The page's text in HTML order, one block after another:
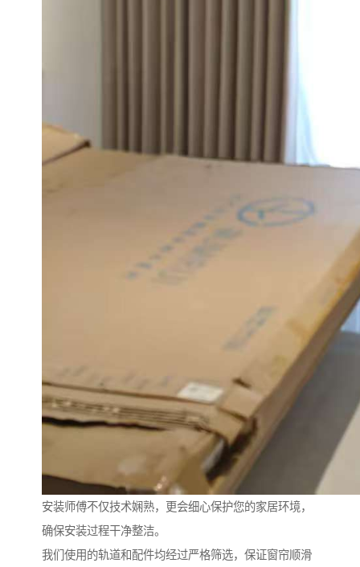
安装师傅不仅技术娴熟，更会细心保护您的家居环境，
确保安装过程干净整洁。
我们使用的轨道和配件均经过严格筛选，保证窗帘顺滑